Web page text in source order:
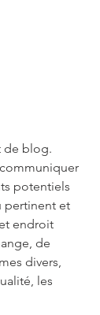
de blog.
potentiels
pertinent et
endroit
de
divers,
les